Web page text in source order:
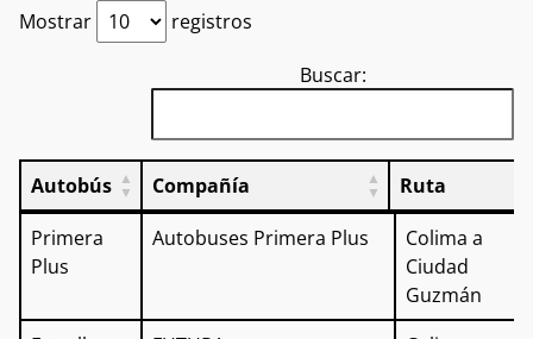
Mostrar registros
Buscar:
Autobús Compañía
Ruta
Autobús
Compañía Ruta
Primera
Plus
Autobuses Primera Plus
Colima a
Ciudad
Guzmán